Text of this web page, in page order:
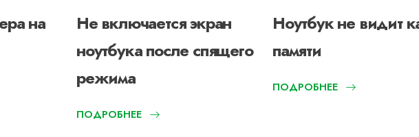
на
Не включается экран
ноутбука после спящего
режима
ПОДРОБНЕЕ
Ноутбук не видит
памяти
ПОДРОБНЕЕ